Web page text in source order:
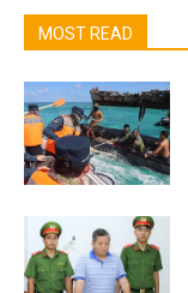
MOST READ